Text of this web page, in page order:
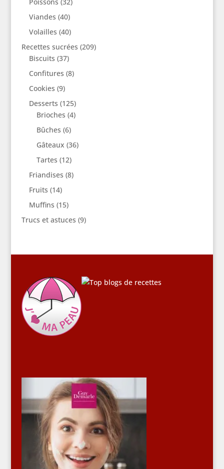
Poissons (32)
Viandes (40)
Volailles (40)
Recettes sucrées (209)
Biscuits (37)
Confitures (8)
Cookies (9)
Desserts (125)
Brioches (4)
Bûches (6)
Gâteaux (36)
Tartes (12)
Friandises (8)
Fruits (14)
Muffins (15)
Trucs et astuces (9)